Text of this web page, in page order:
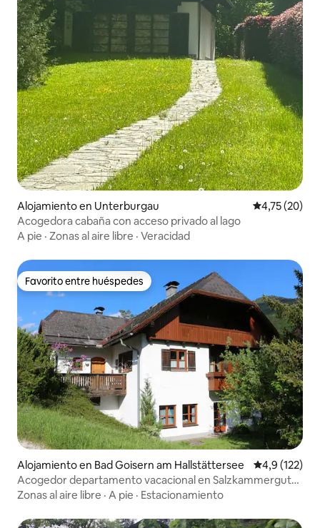
Alojamiento en Unterburgau Calificación
4,75 (20)
Acogedora cabaña con acceso privado al lago
A pie · Zonas al aire libre · Veracidad
Favorito entre huéspedes
Favorito entre huéspedes
Alojamiento en Bad Goisern am Hallstättersee Calificación
4,9 (122)
Acogedor departamento vacacional en Salzkammergut
con jardín
Zonas al aire libre · A pie · Estacionamiento